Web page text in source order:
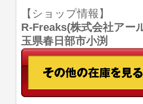
【ショップ情報】
R-Freaks(株式会社ア
玉県春日部市小渕